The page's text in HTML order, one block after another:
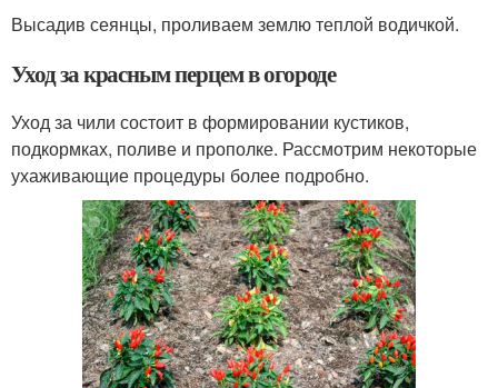
Высадив сеянцы, проливаем землю теплой водичкой.
Уход за красным перцем в огороде
Уход за чили состоит в формировании кустиков,
подкормках, поливе и прополке. Рассмотрим некоторые
ухаживающие процедуры более подробно.